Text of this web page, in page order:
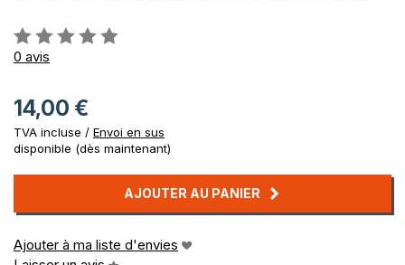
Évaluation:
0%
0 avis
14,00 €
TVA incluse / Envoi en sus
disponible (dès maintenant)
AJOUTER AU PANIER
Ajouter à ma liste d'envies